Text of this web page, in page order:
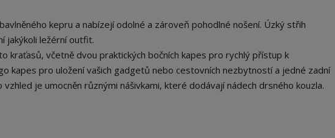
kepru a nabízejí odolné a zároveň pohodlné nošení. Úzký střih
jakýkoli ležérní outfit.
kraťasů, včetně dvou praktických bočních kapes pro rychlý přístup k
kapes pro uložení vašich gadgetů nebo cestovních nezbytností a jedné zadní
je umocněn různými nášivkami, které dodávají nádech drsného kouzla.